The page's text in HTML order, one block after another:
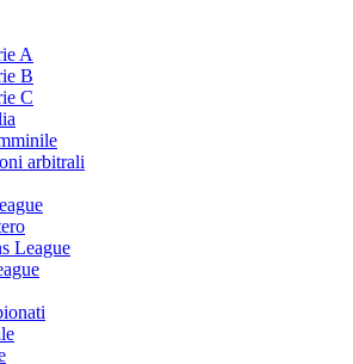
A
B
C
arbitrali
League